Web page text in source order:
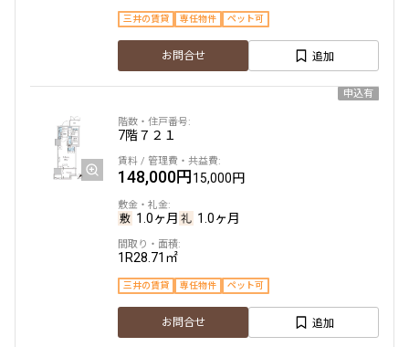
建物施設やお部屋の設備、方位、階数などの絞り込みが
できます
設定する
検索対象お部屋数
65件
三井の賃貸 専任物件 ペット可
お問合せ 追加
申込有
7階７２１
148,000円15,000円
1.0ヶ月 1.0ヶ月
1R28.71㎡
三井の賃貸 専任物件 ペット可
お問合せ 追加